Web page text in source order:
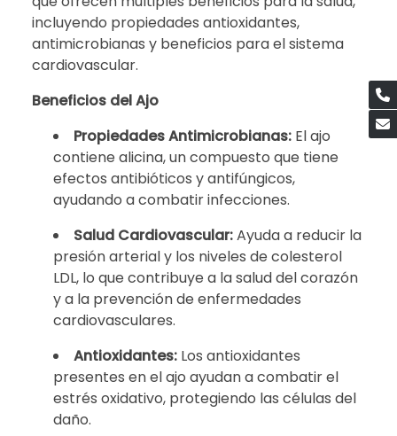
incluyendo propiedades antioxidantes,
antimicrobianas y beneficios para el sistema
cardiovascular.
Beneficios del Ajo
Propiedades Antimicrobianas: El ajo
contiene alicina, un compuesto que tiene
efectos antibióticos y antifúngicos,
ayudando a combatir infecciones.
Salud Cardiovascular:Ayuda a reducir la
presión arterial y los niveles de colesterol
LDL, lo que contribuye a la salud del corazón
y a la prevención de enfermedades
cardiovasculares.
Antioxidantes: Los antioxidantes
presentes en el ajo ayudan a combatir el
estrés oxidativo, protegiendo las células del
daño.